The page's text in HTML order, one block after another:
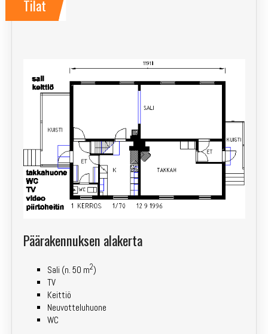
Tilat
Päärakennuksen alakerta
Sali (n. 50 m2)
TV
Keittiö
Neuvotteluhuone
WC